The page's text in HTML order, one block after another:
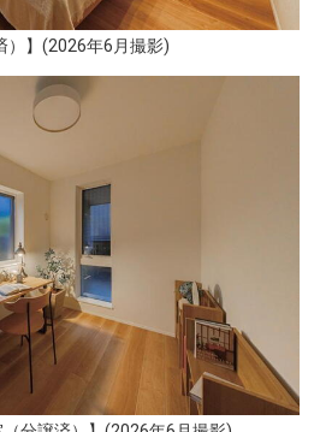
）】(2026年6月撮影)